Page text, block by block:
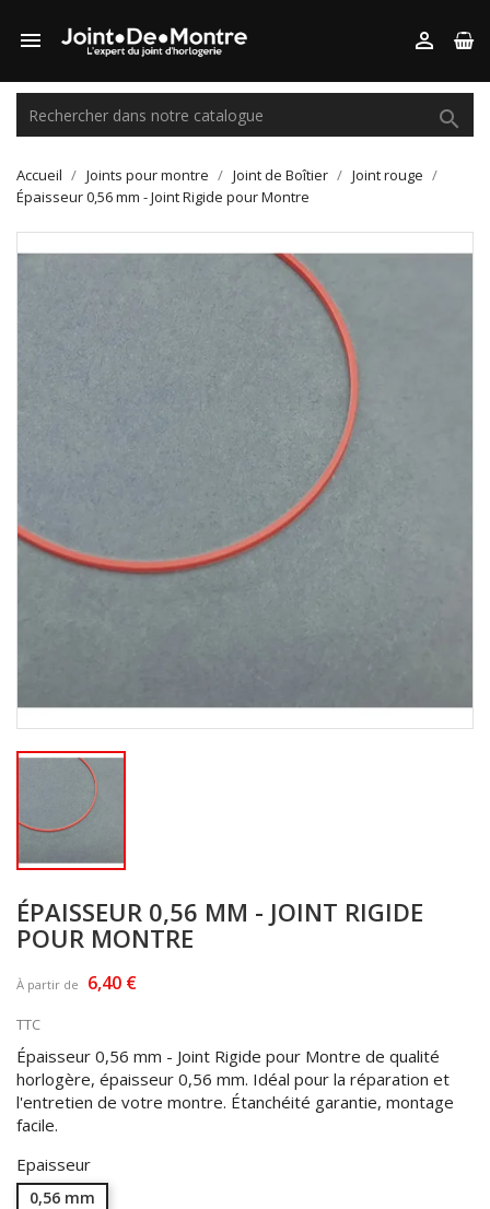
 

Accueil Joints pour montre Joint de Boîtier
Joint rouge
Épaisseur 0,56 mm - Joint Rigide pour Montre
ÉPAISSEUR 0,56 MM - JOINT RIGIDE
POUR MONTRE
À partir de 6,40 €
TTC
Épaisseur 0,56 mm - Joint Rigide pour Montre de qualité
horlogère, épaisseur 0,56 mm. Idéal pour la réparation et
l'entretien de votre montre. Étanchéité garantie, montage
facile.
Epaisseur
0,56 mm